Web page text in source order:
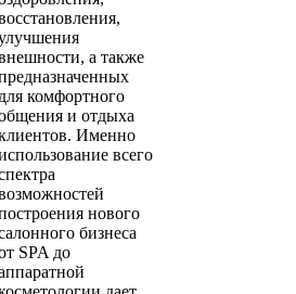
а также
для комфортного
и отдыха
Именно
всего
нового
бизнеса
SPA до